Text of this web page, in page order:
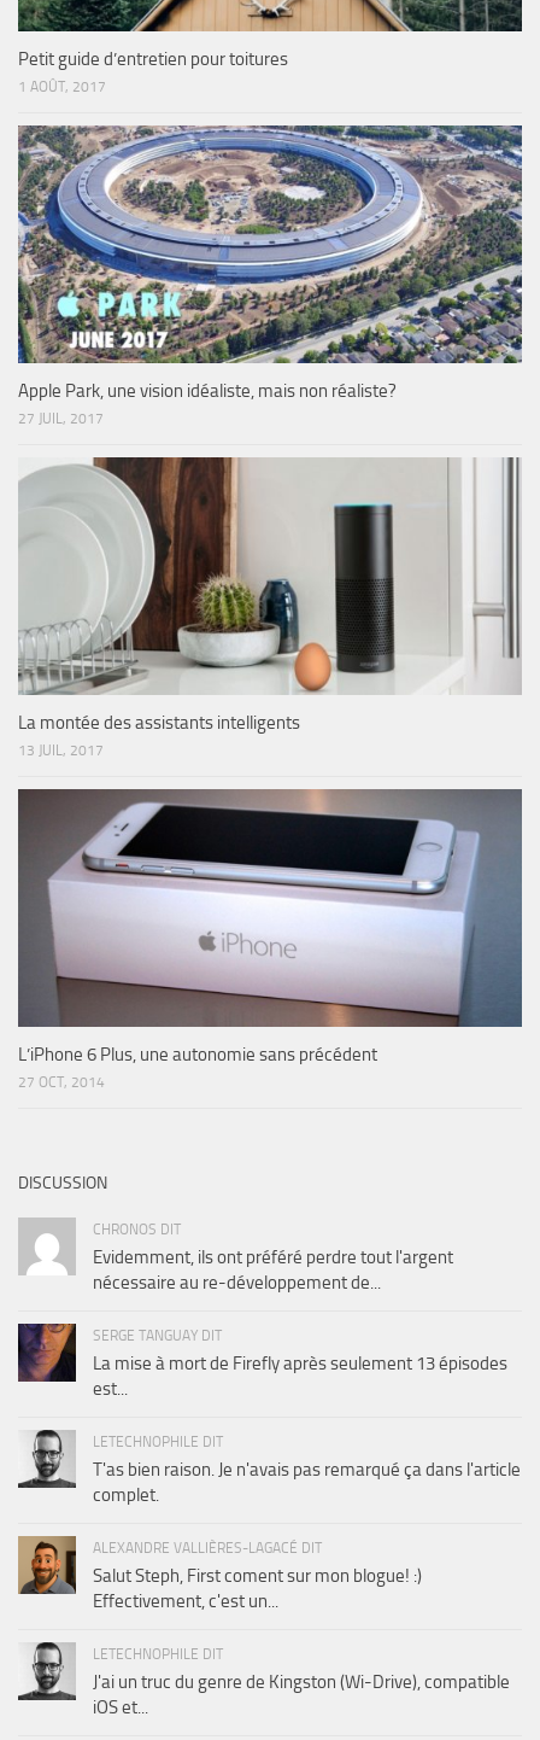
Petit guide d’entretien pour toitures
1 AOÛT, 2017
Apple Park, une vision idéaliste, mais non réaliste?
27 JUIL, 2017
La montée des assistants intelligents
13 JUIL, 2017
L’iPhone 6 Plus, une autonomie sans précédent
27 OCT, 2014
DISCUSSION
CHRONOS DIT
Evidemment, ils ont préféré perdre tout l'argent
nécessaire au re-développement de...
SERGE TANGUAY DIT
La mise à mort de Firefly après seulement 13 épisodes
est...
LETECHNOPHILE DIT
T'as bien raison. Je n'avais pas remarqué ça dans l'article
complet.
ALEXANDRE VALLIÈRES-LAGACÉ DIT
Salut Steph, First coment sur mon blogue! :)
Effectivement, c'est un...
LETECHNOPHILE DIT
J'ai un truc du genre de Kingston (Wi-Drive), compatible
iOS et...